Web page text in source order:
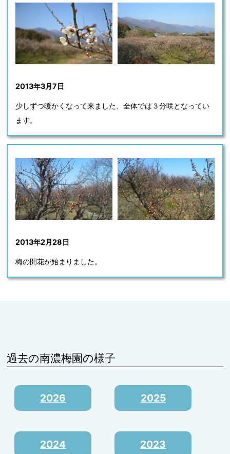
2013年3月7日
少しずつ暖かくなって来ました、全体では３分咲となってい
ます。
2013年2月28日
梅の開花が始まりました。
過去の南濃梅園の様子
2026 2025
2024 2023